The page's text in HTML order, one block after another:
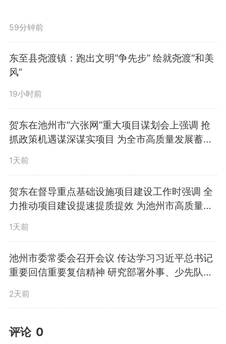
59分钟前
东至县尧渡镇：跑出文明“争先步” 绘就尧渡“和美
风”
19小时前
贺东在池州市“六张网”重大项目谋划会上强调 抢
抓政策机遇谋深谋实项目 为全市高质量发展蓄势
1天前
贺东在督导重点基础设施项目建设工作时强调 全
力推动项目建设提速提质提效 为池州市高质量发
1天前
池州市委常委会召开会议 传达学习习近平总书记
重要回信重要复信精神 研究部署外事、少先队、
2天前
评论 0